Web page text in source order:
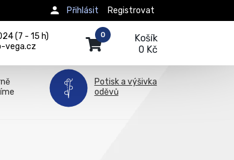
Registrovat
Přihlásit
(7 - 15 h)
vega.cz
Košík
0 Kč
0
Potisk a výšivka
oděvů